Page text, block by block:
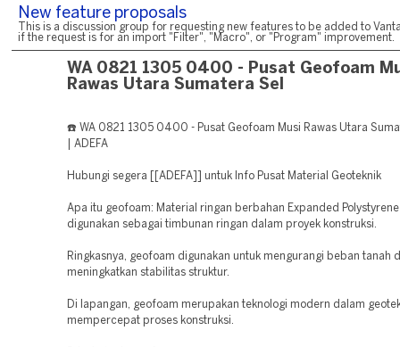
New feature proposals
This is a discussion group for requesting new features to be added to
if the request is for an import "Filter", "Macro", or "Program" improvement.
WA 0821 1305 0400 - Pusat Geofoam
Rawas Utara Sumatera Sel
☎️ WA 0821 1305 0400 - Pusat Geofoam Musi Rawas Utara
| ADEFA
Hubungi segera [[ADEFA]] untuk Info Pusat Material Geoteknik
Apa itu geofoam: Material ringan berbahan Expanded Polystyrene
digunakan sebagai timbunan ringan dalam proyek konstruksi.
Ringkasnya, geofoam digunakan untuk mengurangi beban tanah
meningkatkan stabilitas struktur.
Di lapangan, geofoam merupakan teknologi modern dalam
mempercepat proses konstruksi.